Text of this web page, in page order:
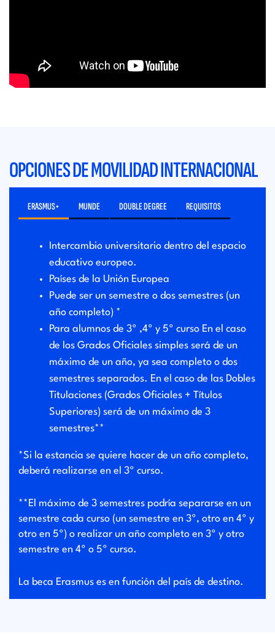
OPCIONES DE MOVILIDAD INTERNACIONAL
ERASMUS+ MUNDE DOUBLE DEGREE REQUISITOS
Intercambio universitario dentro del espacio
educativo europeo.
Países de la Unión Europea
Puede ser un semestre o dos semestres (un
año completo) *
Para alumnos de 3º ,4º y 5º curso En el caso
de los Grados Oficiales simples será de un
máximo de un año, ya sea completo o dos
semestres separados. En el caso de las Dobles
Titulaciones (Grados Oficiales + Títulos
Superiores) será de un máximo de 3
semestres**
*Si la estancia se quiere hacer de un año completo,
deberá realizarse en el 3º curso.
**El máximo de 3 semestres podría separarse en un
semestre cada curso (un semestre en 3º, otro en 4º y
otro en 5º) o realizar un año completo en 3º y otro
semestre en 4º o 5º curso.
La beca Erasmus es en función del país de destino.